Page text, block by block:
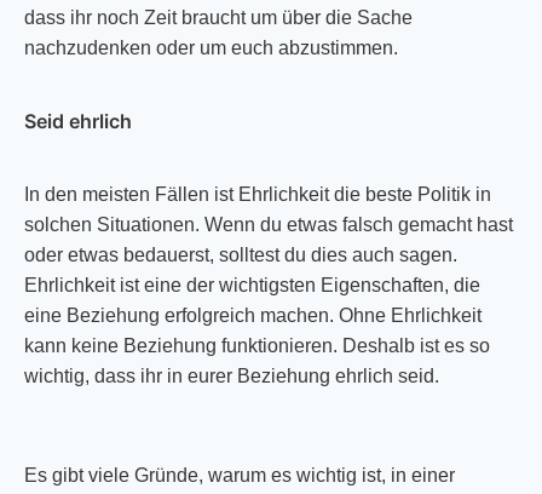
dass ihr noch Zeit braucht um über die Sache
nachzudenken oder um euch abzustimmen.
Seid ehrlich
In den meisten Fällen ist Ehrlichkeit die beste Politik in
solchen Situationen. Wenn du etwas falsch gemacht hast
oder etwas bedauerst, solltest du dies auch sagen.
Ehrlichkeit ist eine der wichtigsten Eigenschaften, die
eine Beziehung erfolgreich machen. Ohne Ehrlichkeit
kann keine Beziehung funktionieren. Deshalb ist es so
wichtig, dass ihr in eurer Beziehung ehrlich seid.
Es gibt viele Gründe, warum es wichtig ist, in einer